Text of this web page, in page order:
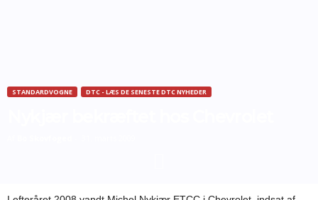
STANDARDVOGNE DTC - LÆS DE SENESTE DTC NYHEDER